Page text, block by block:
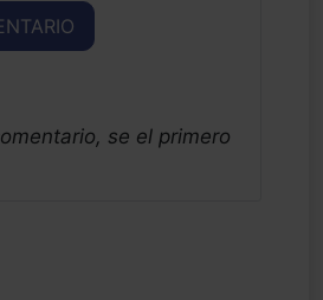
se el primero